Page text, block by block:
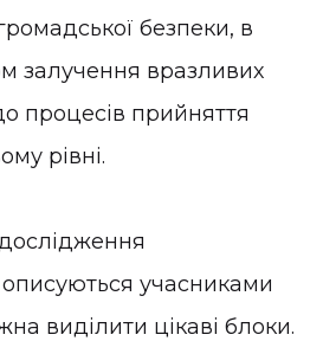
безпеки, в
залучення вразливих
процесів прийняття
рівні.
учасниками
виділити цікаві блоки.